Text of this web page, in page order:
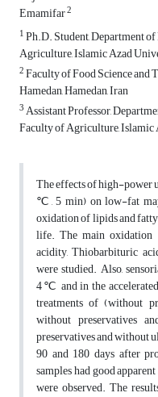
Emamifar2
1Ph.D. Student, Department
Agriculture, Islamic Azad
2Faculty of Food Science
Hamedan, Hamedan, Iran
3Assistant Professor,
Faculty of Agriculture, Islamic
The effects of high-power
℃, 5 min) on low-fat
oxidation of lipids and
life. The main oxidation
acidity, Thiobarbituric
were studied. Also,
4℃ and in the
treatments of (without
without preservatives
preservatives and without
90 and 180 days after
samples had good
were observed. The